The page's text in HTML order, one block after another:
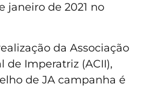
janeiro de 2021 no
da Associação
de Imperatriz (ACII),
de JA campanha é